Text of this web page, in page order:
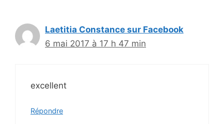
Laetitia Constance sur Facebook
6 mai 2017 à 17 h 47 min
excellent
Répondre